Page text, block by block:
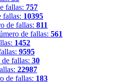
fallas: 757
fallas: 10395
de fallas: 811
de fallas: 561
1452
9595
fallas: 30
22987
de fallas: 183